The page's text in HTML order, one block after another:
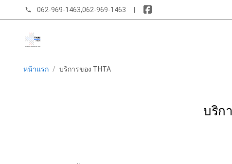
phone 062-969-1463,062-969-1463 |
หน้าแรก / บริการของ THTA
บริก